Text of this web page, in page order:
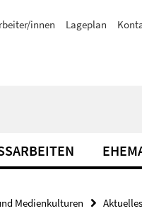
innen Lageplan
Medienkulturen Aktuelles